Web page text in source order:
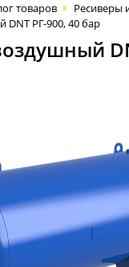
товаров Ресиверы
DNT РГ-900, 40 бар